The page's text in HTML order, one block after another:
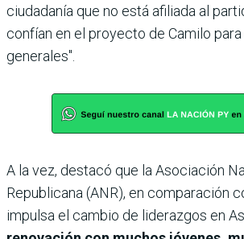
ciudadanía que no está afiliada al
confían en el proyecto de Camilo para
generales".
A la vez, destacó que la Asociación
Republicana (ANR), en comparación
impulsa el cambio de liderazgos en